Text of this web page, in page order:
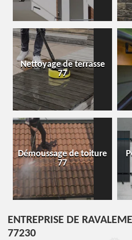
Nettoyage de terrasse
77
Démoussage de toiture
77
ENTREPRISE DE
77230